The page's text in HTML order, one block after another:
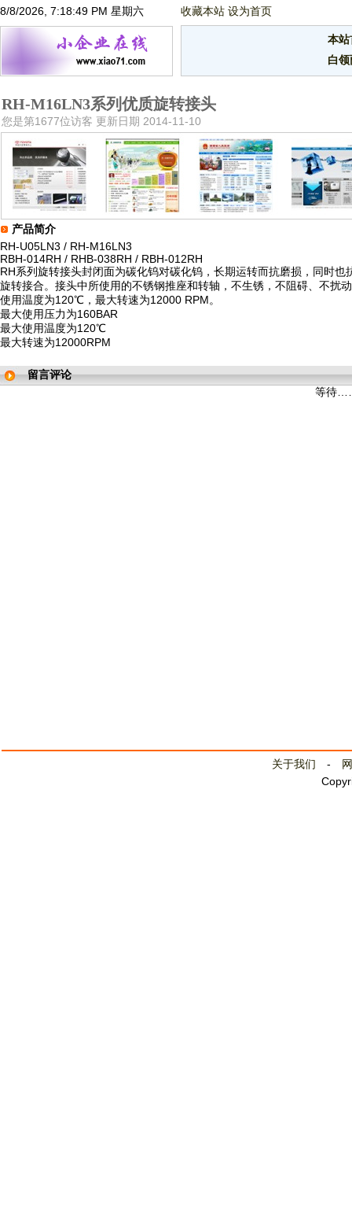
8/8/2026, 7:18:49 PM 星期六 收藏本站 设为首页
本站
白
RH-M16LN3系列优质旋转接头
您是第1677位访客 更新日期 2014-11-10
产品简介
RH-U05LN3 / RH-M16LN3
RBH-014RH / RHB-038RH / RBH-012RH
RH系列旋转接头封闭面为碳化钨对碳化钨，长期运转而抗磨损，同时
旋转接合。接头中所使用的不锈钢推座和转轴，不生锈，不阻碍、不扰
使用温度为120℃，最大转速为12000 RPM。
最大使用压力为160BAR
最大使用温度为120℃
最大转速为12000RPM
留言评论
等待
关于我们 -